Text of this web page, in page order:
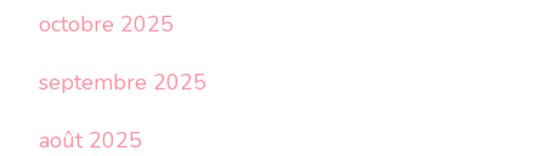
octobre 2025
septembre 2025
août 2025